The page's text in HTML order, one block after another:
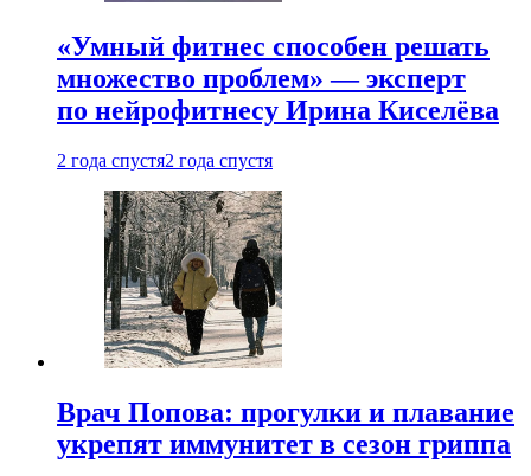
«Умный фитнес способен решать
множество проблем» — эксперт
по нейрофитнесу Ирина Киселёва
2 года спустя2 года спустя
Врач Попова: прогулки и плавание
укрепят иммунитет в сезон гриппа